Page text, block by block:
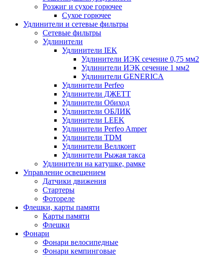
Розжиг и сухое горючее
Сухое горючее
Удлинители и сетевые фильтры
Сетевые фильтры
Удлинители
Удлинители IEK
Удлинители ИЭК сечение 0,75 мм2
Удлинители ИЭК сечение 1 мм2
Удлинители GENERICA
Удлинители Perfeo
Удлинители ДЖЕТТ
Удлинители Обиход
Удлинители ОБЛИК
Удлинители LEEK
Удлинители Perfeo Amper
Удлинители TDM
Удлинители Веллконт
Удлинители Рыжая такса
Удлинители на катушке, рамке
Управление освещением
Датчики движения
Стартеры
Фотореле
Флешки, карты памяти
Карты памяти
Флешки
Фонари
Фонари велосипедные
Фонари кемпинговые